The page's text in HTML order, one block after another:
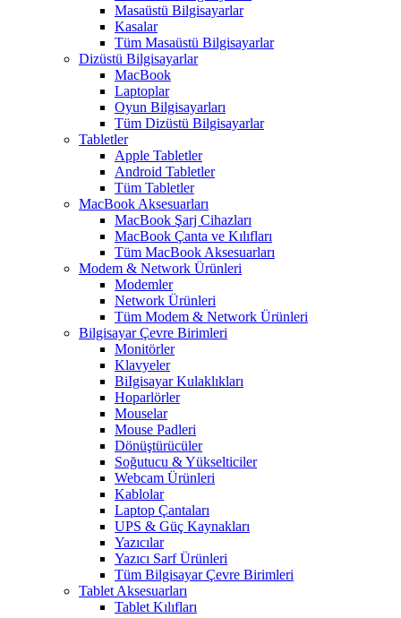
Masaüstü Bilgisayarlar
Kasalar
Tüm Masaüstü Bilgisayarlar
Dizüstü Bilgisayarlar
MacBook
Laptoplar
Oyun Bilgisayarları
Tüm Dizüstü Bilgisayarlar
Tabletler
Apple Tabletler
Android Tabletler
Tüm Tabletler
MacBook Aksesuarları
MacBook Şarj Cihazları
MacBook Çanta ve Kılıfları
Tüm MacBook Aksesuarları
Modem & Network Ürünleri
Modemler
Network Ürünleri
Tüm Modem & Network Ürünleri
Bilgisayar Çevre Birimleri
Monitörler
Klavyeler
BiIgisayar Kulaklıkları
Hoparlörler
Mouselar
Mouse Padleri
Dönüştürücüler
Soğutucu & Yükselticiler
Webcam Ürünleri
Kablolar
Laptop Çantaları
UPS & Güç Kaynakları
Yazıcılar
Yazıcı Sarf Ürünleri
Tüm Bilgisayar Çevre Birimleri
Tablet Aksesuarları
Tablet Kılıfları